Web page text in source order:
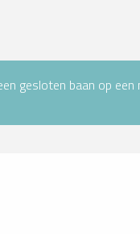
gesloten baan op